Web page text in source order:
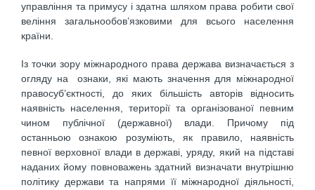
управління та примусу і здатна шляхом права робити свої
веління загальнообов’язковими для всього населення
країни.
Із точки зору міжнародного права держава визначається з
огляду на ознаки, які мають значення для міжнародної
правосуб’єктності, до яких більшість авторів відносить
наявність населення, території та організованої певним
чином публічної (державної) влади. Причому під
останньою ознакою розуміють, як правило, наявність
певної верховної влади в державі, уряду, який на підставі
наданих йому повноважень здатний визначати внутрішню
політику держави та напрями її міжнародної діяльності,